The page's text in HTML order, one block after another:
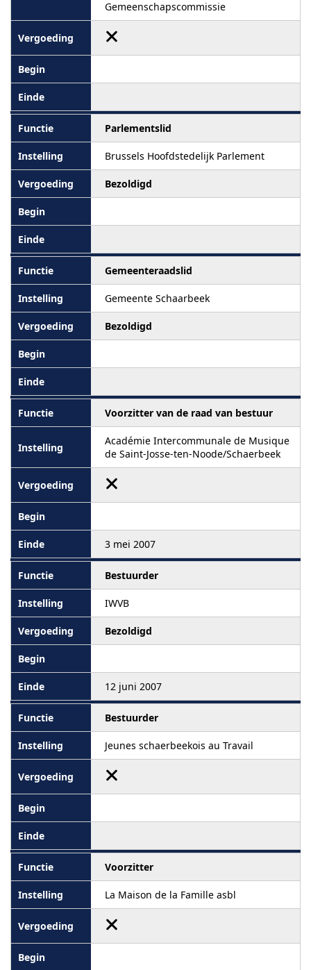
Gemeenschapscommissie
Parlementslid
Brussels Hoofdstedelijk Parlement
Bezoldigd
Gemeenteraadslid
Gemeente Schaarbeek
Bezoldigd
Voorzitter van de raad van bestuur
Académie Intercommunale de Musique
de Saint-Josse-ten-Noode/Schaerbeek
3 mei 2007
Bestuurder
IWVB
Bezoldigd
12 juni 2007
Bestuurder
Jeunes schaerbeekois au Travail
Voorzitter
La Maison de la Famille asbl